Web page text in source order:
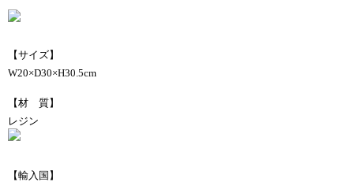
【サイズ】
W20×D30×H30.5cm
【材 質】
レジン
【輸入国】